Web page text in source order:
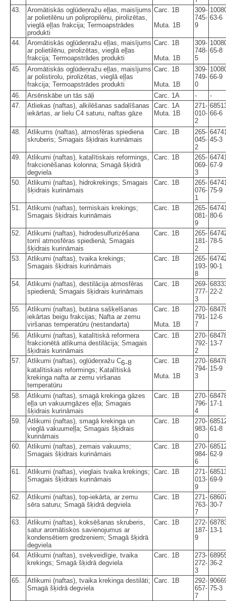
43.
Aromātiskās ogļūdeņražu eļļas, maisījums
ar polietilēnu un polipropilēnu, pirolizētas,
vieglā eļļas frakcija; Termoapstrādes
produkti
Carc. 1B
Muta. 1B
309-
745-
9
63-6
44.
Aromātiskās ogļūdeņražu eļļas, maisījums
ar polietilēnu, pirolizētas, vieglā eļļas
frakcija; Termoapstrādes produkti
Carc. 1B
Muta. 1B
309-
748-
5
65-8
45.
Aromātiskās ogļūdeņražu eļļas, maisījums
ar polistirolu, pirolizētas, vieglā eļļas
frakcija; Termoapstrādes produkti
Carc. 1B
Muta. 1B
309-
749-
0
66-9
46. Arsēnskābe un tās sāļi Carc. 1A -
-
47.
Atliekas (naftas), alkilēšanas sadalīšanas
iekārtas, ar lielu C4 saturu, naftas gāze
Carc. 1A
Muta. 1B
271-
010-
2
66-6
48.
Atlikums (naftas), atmosfēras spiediena
skruberis; Smagais šķidrais kurināmais
Carc. 1B
265-
045-
2
45-3
49.
Atlikumi (naftas), katalītiskais reformings,
frakcionēšanas kolonna; Smagā šķidrā
degviela
Carc. 1B
265-
069-
3
67-9
50.
Atlikumi (naftas), hidrokrekings; Smagais
šķidrais kurināmais
Carc. 1B
265-
076-
1
75-9
51.
Atlikumi (naftas), termiskais krekings;
Smagais šķidrais kurināmais
Carc. 1B
265-
081-
9
80-6
52.
Atlikumi (naftas), hidrodesulfurizēšana
tornī atmosfēras spiedienā; Smagais
šķidrais kurināmais
Carc. 1B
265-
181-
2
78-5
53.
Atlikumi (naftas), tvaika krekings;
Smagais šķidrais kurināmais
Carc. 1B
265-
193-
8
90-1
54.
Atlikumi (naftas), destilācija atmosfēras
spiedienā; Smagais šķidrais kurināmais
Carc. 1B
269-
777-
3
22-2
55.
Atlikumi (naftas), butāna sašķelšanas
iekārtas beigu frakcijas; Nafta ar zemu
viršanas temperatūru (nestandarta)
Carc. 1B
Muta. 1B
270-
791-
7
12-6
56.
Atlikumi (naftas), katalītiskā reformera
frakcionētā atlikuma destilācija; Smagais
šķidrais kurināmais
Carc. 1B
270-
792-
2
13-7
57. Atlikumi (naftas), ogļūdeņražu C6-8
katalītiskais reformings; Katalītiskā
krekinga nafta ar zemu viršanas
temperatūru
Carc. 1B
Muta. 1B
270-
794-
3
15-9
58.
Atlikumi (naftas), smagā krekinga gāzes
eļļa un vakuumgāzes eļļa; Smagais
šķidrais kurināmais
Carc. 1B
270-
796-
4
17-1
59.
Atlikumi (naftas), smagā krekinga un
vieglā vakuumeļļa; Smagais šķidrais
kurināmais
Carc. 1B
270-
983-
0
61-8
60.
Atlikumi (naftas), zemais vakuums;
Smagais šķidrais kurināmais
Carc. 1B
270-
984-
6
62-9
61.
Atlikumi (naftas), vieglais tvaika krekings;
Smagais šķidrais kurināmais
Carc. 1B
271-
013-
9
69-9
62.
Atlikumi (naftas), top-iekārta, ar zemu
sēra saturu; Smagā šķidrā degviela
Carc. 1B
271-
763-
7
30-7
63.
Atlikumi (naftas), koksēšanas skruberis,
satur aromātiskos savienojumus ar
kondensētiem gredzeniem; Smagā šķidrā
degviela
Carc. 1B
272-
187-
9
13-1
64.
Atlikumi (naftas), sveķveidīgie, tvaika
krekings; Smagā šķidrā degviela
Carc. 1B
273-
272-
3
36-2
65.
Atlikumi (naftas), tvaika krekinga destilāti;
Smagā šķidrā degviela
Carc. 1B
292-
657-
7
75-3